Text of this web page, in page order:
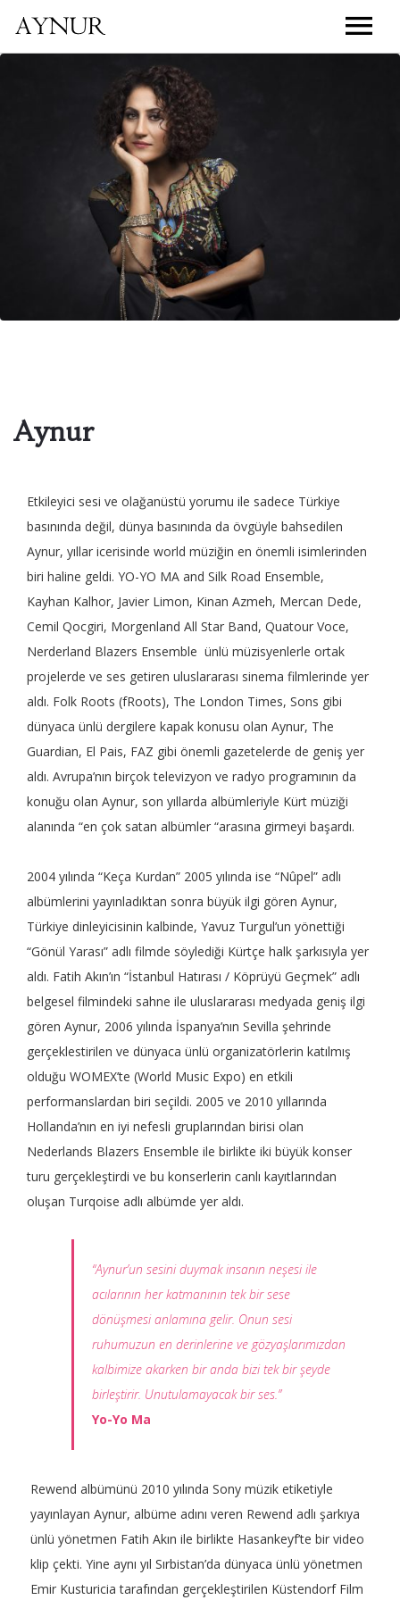
ANASAYFA
BİYOGRAFİ
KONSERLER
MÜZİK
RESİMLER
Aynur
Etkileyici sesi ve olağanüstü yorumu ile sadece Türkiye
basınında değil, dünya basınında da övgüyle bahsedilen
Aynur, yıllar icerisinde world müziğin en önemli isimlerinden
biri haline geldi. YO-YO MA and Silk Road Ensemble,
Kayhan Kalhor, Javier Limon, Kinan Azmeh, Mercan Dede,
Cemil Qocgiri, Morgenland All Star Band, Quatour Voce,
Nerderland Blazers Ensemble ünlü müzisyenlerle ortak
projelerde ve ses getiren uluslararası sinema filmlerinde yer
aldı. Folk Roots (fRoots), The London Times, Sons gibi
dünyaca ünlü dergilere kapak konusu olan Aynur, The
Guardian, El Pais, FAZ gibi önemli gazetelerde de geniş yer
aldı. Avrupa’nın birçok televizyon ve radyo programının da
konuğu olan Aynur, son yıllarda albümleriyle Kürt müziği
alanında “en çok satan albümler “arasına girmeyi başardı.
2004 yılında “Keça Kurdan” 2005 yılında ise “Nûpel” adlı
albümlerini yayınladıktan sonra büyük ilgi gören Aynur,
Türkiye dinleyicisinin kalbinde, Yavuz Turgul’un yönettiği
“Gönül Yarası” adlı filmde söylediği Kürtçe halk şarkısıyla yer
aldı. Fatih Akın’ın “İstanbul Hatırası / Köprüyü Geçmek” adlı
belgesel filmindeki sahne ile uluslararası medyada geniş ilgi
gören Aynur, 2006 yılında İspanya’nın Sevilla şehrinde
gerçeklestirilen ve dünyaca ünlü organizatörlerin katılmış
olduğu WOMEX’te (World Music Expo) en etkili
performanslardan biri seçildi. 2005 ve 2010 yıllarında
Hollanda’nın en iyi nefesli gruplarından birisi olan
Nederlands Blazers Ensemble ile birlikte iki büyük konser
turu gerçekleştirdi ve bu konserlerin canlı kayıtlarından
oluşan Turqoise adlı albümde yer aldı.
“Aynur’un sesini duymak insanın neşesi ile
acılarının her katmanının tek bir sese
dönüşmesi anlamına gelir. Onun sesi
ruhumuzun en derinlerine ve gözyaşlarımızdan
kalbimize akarken bir anda bizi tek bir şeyde
birleştirir. Unutulamayacak bir ses.”
Yo-Yo Ma
Rewend albümünü 2010 yılında Sony müzik etiketiyle
yayınlayan Aynur, albüme adını veren Rewend adlı şarkıya
ünlü yönetmen Fatih Akın ile birlikte Hasankeyf’te bir video
klip çekti. Yine aynı yıl Sırbistan’da dünyaca ünlü yönetmen
Emir Kusturicia tarafından gerçekleştirilen Küstendorf Film